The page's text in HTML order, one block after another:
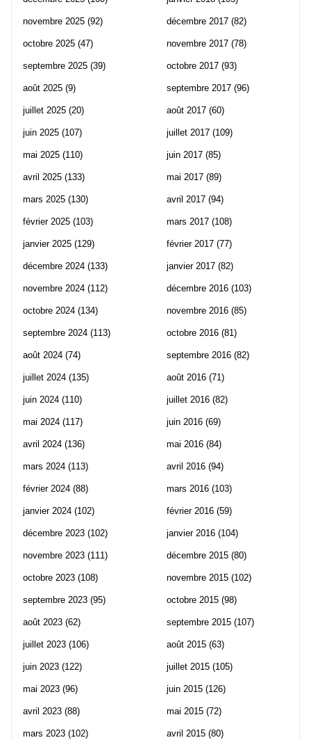
novembre 2025 (92)
octobre 2025 (47)
septembre 2025 (39)
août 2025 (9)
juillet 2025 (20)
juin 2025 (107)
mai 2025 (110)
avril 2025 (133)
mars 2025 (130)
février 2025 (103)
janvier 2025 (129)
décembre 2024 (133)
novembre 2024 (112)
octobre 2024 (134)
septembre 2024 (113)
août 2024 (74)
juillet 2024 (135)
juin 2024 (110)
mai 2024 (117)
avril 2024 (136)
mars 2024 (113)
février 2024 (88)
janvier 2024 (102)
décembre 2023 (102)
novembre 2023 (111)
octobre 2023 (108)
septembre 2023 (95)
août 2023 (62)
juillet 2023 (106)
juin 2023 (122)
mai 2023 (96)
avril 2023 (88)
mars 2023 (102)
décembre 2017 (82)
novembre 2017 (78)
octobre 2017 (93)
septembre 2017 (96)
août 2017 (60)
juillet 2017 (109)
juin 2017 (85)
mai 2017 (89)
avril 2017 (94)
mars 2017 (108)
février 2017 (77)
janvier 2017 (82)
décembre 2016 (103)
novembre 2016 (85)
octobre 2016 (81)
septembre 2016 (82)
août 2016 (71)
juillet 2016 (82)
juin 2016 (69)
mai 2016 (84)
avril 2016 (94)
mars 2016 (103)
février 2016 (59)
janvier 2016 (104)
décembre 2015 (80)
novembre 2015 (102)
octobre 2015 (98)
septembre 2015 (107)
août 2015 (63)
juillet 2015 (105)
juin 2015 (126)
mai 2015 (72)
avril 2015 (80)